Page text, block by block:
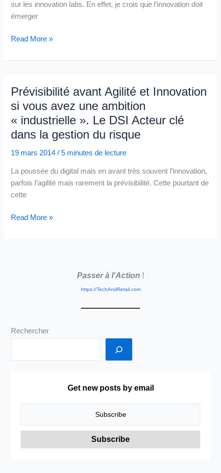
sur les innovation labs. En effet, je crois que l’innovation doit
émerger
Avant
dans
innovation
labs,
Investissez
sur
vos
votre
mission
(et
libérez
collaborateurs).
Read More »
Prévisibilité avant Agilité et Innovation
si vous avez une ambition
« industrielle ». Le DSI Acteur clé
dans la gestion du risque
19 mars 2014 /5 minutes de lecture
La poussée du digital mais en avant très souvent l’innovation,
parfois l’agilité mais rarement la prévisibilité. Cette pourtant de
cette
Prévisibilité
« industrielle ».
DSI
Read More »
Passer à l'Action !
https://TechAndRetail.com
Rechercher
Get new posts by email